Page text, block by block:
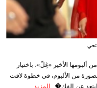
الأخير «غِلّ»، باختيار
من الألبوم، في خطوة لاقت
عن الفك�... المزيد